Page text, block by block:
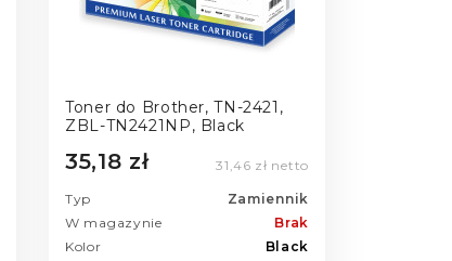
Toner do Brother, TN-2421,
ZBL-TN2421NP, Black
35,18 zł 31,46 zł netto
Typ
Zamiennik
W magazynie
Brak
Kolor
Black